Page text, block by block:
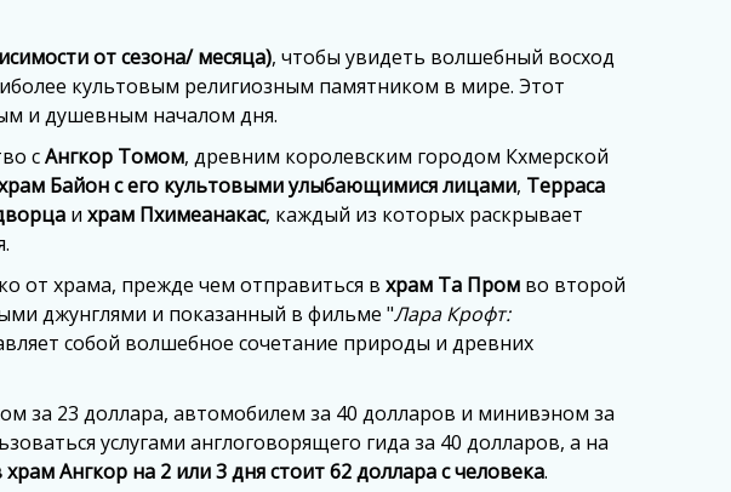
от сезона/ месяца), чтобы увидеть волшебный восход
культовым религиозным памятником в мире. Этот
и душевным началом дня.
сАнгкор Томом, древним королевским городом Кхмерской
Байон с его культовыми улыбающимися лицами, Терраса
и храм Пхимеанакас, каждый из которых раскрывает
от храма, прежде чем отправиться в храм Та Пром во второй
джунглями и показанный в фильме "Лара Крофт:
собой волшебное сочетание природы и древних
за 23 доллара, автомобилем за 40 долларов и минивэном за
услугами англоговорящего гида за 40 долларов, а на
Ангкор на 2 или 3 дня стоит 62 доллара с человека.